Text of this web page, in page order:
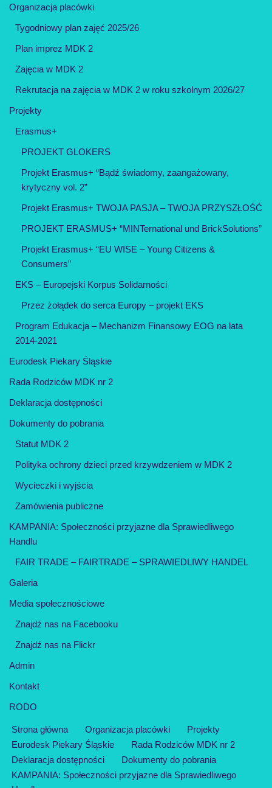
Organizacja placówki
Tygodniowy plan zajęć 2025/26
Plan imprez MDK 2
Zajęcia w MDK 2
Rekrutacja na zajęcia w MDK 2 w roku szkolnym 2026/27
Projekty
Erasmus+
PROJEKT GLOKERS
Projekt Erasmus+ “Bądź świadomy, zaangażowany,
krytyczny vol. 2”
Projekt Erasmus+ TWOJA PASJA – TWOJA PRZYSZŁOŚĆ
PROJEKT ERASMUS+ “MINTernational und BrickSolutions”
Projekt Erasmus+ “EU WISE – Young Citizens &
Consumers”
EKS – Europejski Korpus Solidarności
Przez żołądek do serca Europy – projekt EKS
Program Edukacja – Mechanizm Finansowy EOG na lata
2014-2021
Eurodesk Piekary Śląskie
Rada Rodziców MDK nr 2
Deklaracja dostępności
Dokumenty do pobrania
Statut MDK 2
Polityka ochrony dzieci przed krzywdzeniem w MDK 2
Wycieczki i wyjścia
Zamówienia publiczne
KAMPANIA: Społeczności przyjazne dla Sprawiedliwego
Handlu
FAIR TRADE – FAIRTRADE – SPRAWIEDLIWY HANDEL
Galeria
Media społecznościowe
Znajdź nas na Facebooku
Znajdź nas na Flickr
Admin
Kontakt
RODO
Strona główna Organizacja placówki
Projekty
Eurodesk Piekary Śląskie
Rada Rodziców MDK nr 2
Deklaracja dostępności
Dokumenty do pobrania
KAMPANIA: Społeczności przyjazne dla Sprawiedliwego